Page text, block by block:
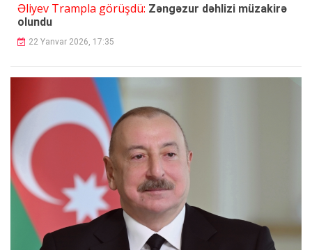
Əliyev Trampla görüşdü: Zəngəzur dəhlizi müzakirə
olundu
22 Yanvar 2026, 17:35